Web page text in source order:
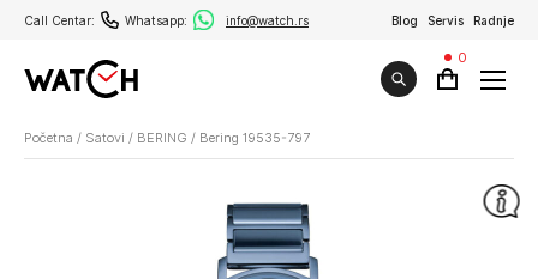
Call Centar: Whatsapp: info@watch.rs Blog Servis Radnje
0
Početna / Satovi / BERING / Bering 19535-797